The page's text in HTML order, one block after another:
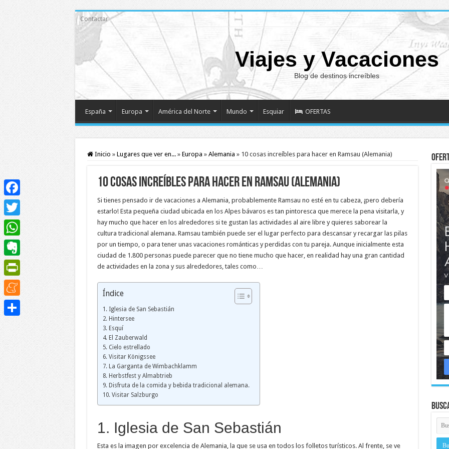
Contactar
Viajes y Vacaciones
Blog de destinos increíbles
España Europa América del Norte Mundo Esquiar OFERTAS
Inicio » Lugares que ver en... » Europa » Alemania » 10 cosas increíbles para hacer en Ramsau (Alemania)
10 cosas increíbles para hacer en Ramsau (Alemania)
Si tienes pensado ir de vacaciones a Alemania, probablemente Ramsau no esté en tu cabeza, ¡pero debería
estarlo! Esta pequeña ciudad ubicada en los Alpes bávaros es tan pintoresca que merece la pena visitarla, y
hay mucho que hacer en los alrededores si te gustan las actividades al aire libre y quieres saborear la
cultura tradicional alemana. Ramsau también puede ser el lugar perfecto para descansar y recargar las pilas
por un tiempo, o para tener unas vacaciones románticas y perdidas con tu pareja. Aunque inicialmente esta
ciudad de 1.800 personas puede parecer que no tiene mucho que hacer, en realidad hay una gran cantidad
de actividades en la zona y sus alrededores, tales como…
Índice
1. Iglesia de San Sebastián
2. Hintersee
3. Esquí
4. El Zauberwald
5. Cielo estrellado
6. Visitar Königssee
7. La Garganta de Wimbachklamm
8. Herbstfest y Almabtrieb
9. Disfruta de la comida y bebida tradicional alemana.
10. Visitar Salzburgo
1. Iglesia de San Sebastián
Esta es la imagen por excelencia de Alemania, la que se usa en todos los folletos turísticos. Al frente, se ve
Facebook
Twitter
WhatsApp
Evernote
PrintFriendly
Meneame
Compartir